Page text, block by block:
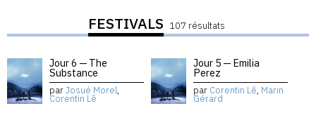
FESTIVALS 107 résultats
Jour 6 — The
Substance
parJosué Morel,
Corentin Lê
Jour 5 — Emilia
Perez
par Corentin Lê, Marin
Gérard